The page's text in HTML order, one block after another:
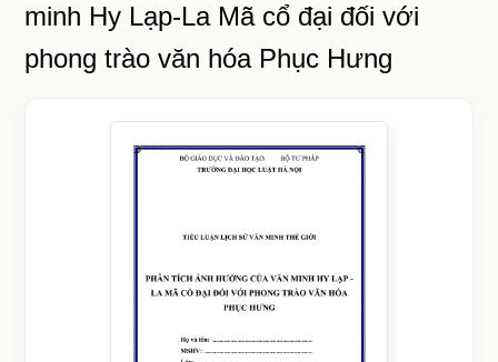
minh Hy Lạp-La Mã cổ đại đối với
phong trào văn hóa Phục Hưng